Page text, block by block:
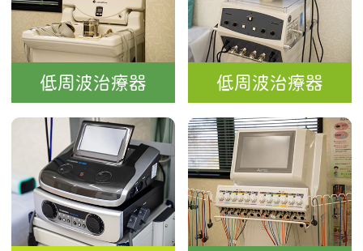
低周波治療器 低周波治療器